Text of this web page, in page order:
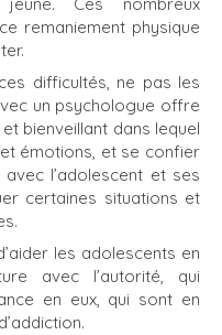
remaniement physique
difficultés, ne pas les
un psychologue offre
bienveillant dans lequel
émotions, et se confier
l’adolescent et ses
certaines situations et
les adolescents en
avec l’autorité, qui
en eux, qui sont en